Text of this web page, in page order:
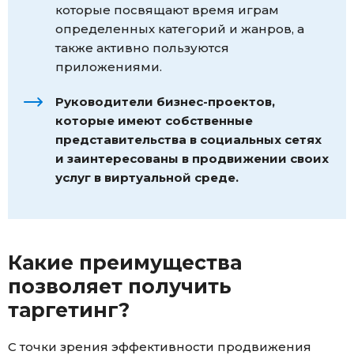
которые посвящают время играм
определенных категорий и жанров, а
также активно пользуются
приложениями.
Руководители бизнес-проектов,
которые имеют собственные
представительства в социальных сетях
и заинтересованы в продвижении своих
услуг в виртуальной среде.
Какие преимущества
позволяет получить
таргетинг?
С точки зрения эффективности продвижения